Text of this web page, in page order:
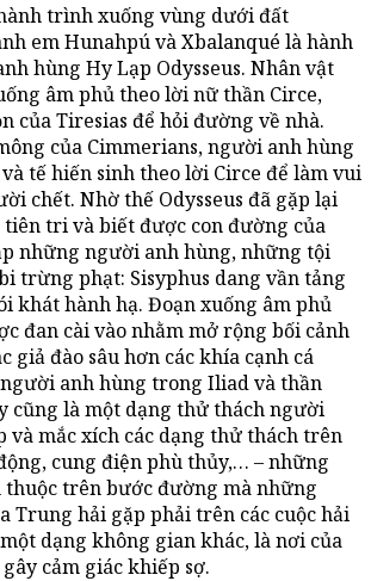
trình xuống vùng dưới đất
em Hunahpú và Xbalanqué là hành
hùng Hy Lạp Odysseus. Nhân vật
âm phủ theo lời nữ thần Circe,
của Tiresias để hỏi đường về nhà.
của Cimmerians, người anh hùng
tế hiến sinh theo lời Circe để làm vui
chết. Nhờ thế Odysseus đã gặp lại
tiên tri và biết được con đường của
những người anh hùng, những tội
trừng phạt: Sisyphus dang vần tảng
khát hành hạ. Đoạn xuống âm phủ
đan cài vào nhằm mở rộng bối cảnh
giả đào sâu hơn các khía cạnh cá
anh hùng trong Iliad và thần
cũng là một dạng thử thách người
và mắc xích các dạng thử thách trên
cung điện phù thủy,… – những
trên bước đường mà những
Trung hải gặp phải trên các cuộc hải
dạng không gian khác, là nơi của
cảm giác khiếp sợ.